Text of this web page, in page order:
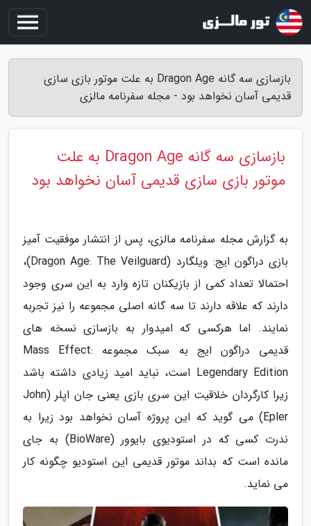
بازسازی سه گانه Dragon Age به علت موتور بازی سازی
قدیمی آسان نخواهد بود - مجله سفرنامه مالزی
بازسازی سه گانه Dragon Age به علت
موتور بازی سازی قدیمی آسان نخواهد بود
به گزارش مجله سفرنامه مالزی، پس از انتشار موفقیت آمیز
بازی دراگون ایج: ویلگارد (Dragon Age: The Veilguard)،
احتمالا تعداد کمی از بازیکنان تازه وارد به این سری وجود
دارند که علاقه دارند تا سه گانه اصلی مجموعه را نیز تجربه
نمایند. اما هرکسی که امیدوار به بازسازی نسخه های
قدیمی دراگون ایج به سبک مجموعه Mass Effect:
Legendary Edition است، نباید امید زیادی داشته باشد
زیرا کارگردان خلاقیت این سری بازی یعنی جان اپلر (John
Epler) می گوید که این پروژه آسان نخواهد بود زیرا به
ندرت کسی که در استودیوی بایوور (BioWare) به جای
مانده است که بداند موتور قدیمی این استودیو چگونه کار
می نماید.